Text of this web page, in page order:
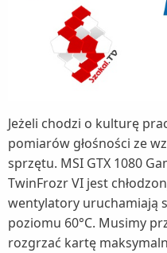
Jeżeli chodzi o kulturę
pomiarów głośności ze
sprzętu. MSI GTX 1080
TwinFrozr VI jest
wentylatory uruchamiają
poziomu 60°C. Musimy
rozgrzać kartę